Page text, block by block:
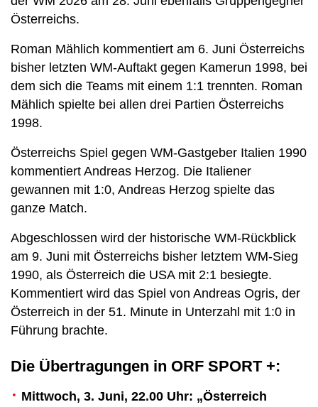
Österreichs.
Roman Mählich kommentiert am 6. Juni Österreichs
bisher letzten WM-Auftakt gegen Kamerun 1998, bei
dem sich die Teams mit einem 1:1 trennten. Roman
Mählich spielte bei allen drei Partien Österreichs
1998.
Österreichs Spiel gegen WM-Gastgeber Italien 1990
kommentiert Andreas Herzog. Die Italiener
gewannen mit 1:0, Andreas Herzog spielte das
ganze Match.
Abgeschlossen wird der historische WM-Rückblick
am 9. Juni mit Österreichs bisher letztem WM-Sieg
1990, als Österreich die USA mit 2:1 besiegte.
Kommentiert wird das Spiel von Andreas Ogris, der
Österreich in der 51. Minute in Unterzahl mit 1:0 in
Führung brachte.
Die Übertragungen in ORF SPORT +:
Mittwoch, 3. Juni, 22.00 Uhr: „Österreich